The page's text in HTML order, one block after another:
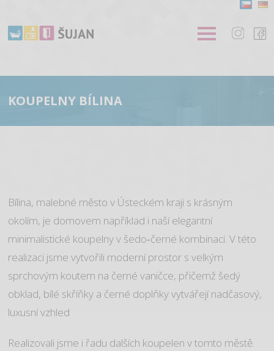
KOUPELNY BÍLINA
Bílina, malebné město v Ústeckém kraji s krásným
okolím, je domovem například i naší elegantní
minimalistické koupelny v šedo‑černé kombinaci. V této
realizaci jsme vytvořili moderní prostor s velkým
sprchovým koutem na černé vaničce, přičemž šedý
obklad, bílé skříňky a černé doplňky vytvářejí nadčasový,
luxusní vzhled
Realizovali jsme i řadu dalších koupelen v tomto městě.